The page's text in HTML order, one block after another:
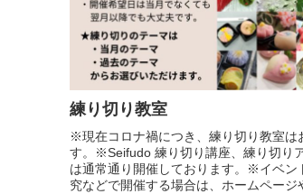
練り切り教室
※現在コロナ禍につき、練り切り教室は
す。※Seifudo 練り切り講座、練り切り
は通常通り開催しております。※イベン
究などで開催する場合は、ホームページ